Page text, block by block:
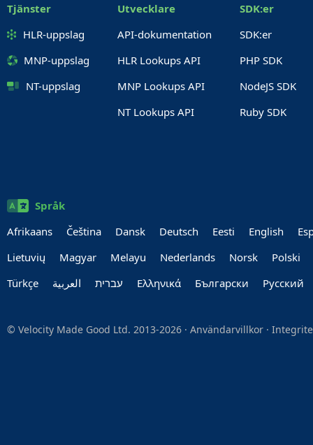
Tjänster
HLR-uppslag
MNP-uppslag
NT-uppslag
Utvecklare
API-dokumentation
HLR Lookups API
MNP Lookups API
NT Lookups API
SDK:er
SDK:er
PHP SDK
NodeJS SDK
Ruby SDK
Språk
Afrikaans
Čeština Dansk Deutsch Eesti English
Lietuvių
Magyar Melayu Nederlands Norsk
Polski
Türkçe
العربية‏ עברית‏ Ελληνικά Български Руccкий
© Velocity Made Good Ltd. 2013-2026 · Användarvillkor ·